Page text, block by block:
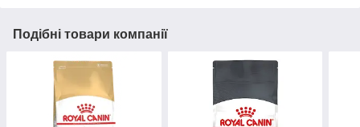
Подібні товари компанії